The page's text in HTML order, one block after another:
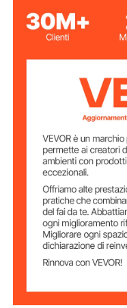
calibro del filo
Modi operativi
Dimensione
articolo
Peso